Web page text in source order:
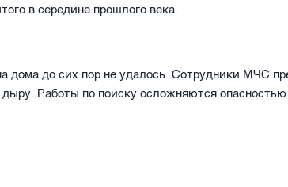
в середине прошлого века.
дома до сих пор не удалось. Сотрудники МЧС
дыру. Работы по поиску осложняются